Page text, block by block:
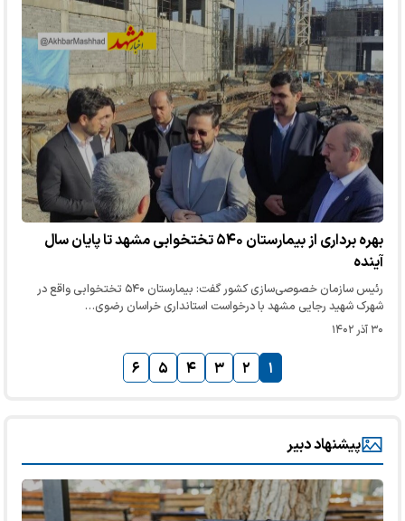
بهره برداری از بیمارستان ۵۴۰ تختخوابی مشهد تا پایان سال
آینده
رئیس سازمان خصوصی‌سازی کشور گفت: بیمارستان ۵۴۰ تختخوابی واقع در
شهرک شهید رجایی مشهد با درخواست استانداری خراسان رضوی…
۳۰ آذر ۱۴۰۲
۱ ۲ ۳ ۴ ۵ ۶
پیشنهاد دبیر